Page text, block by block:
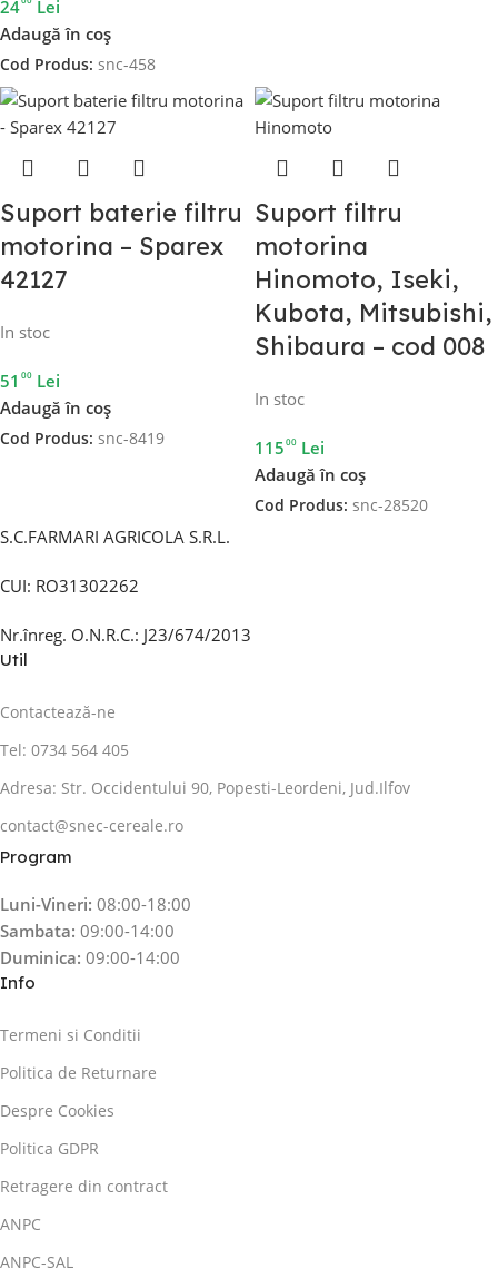
24
Lei
Adaugă în coș
Cod Produs: snc-458
Suport baterie filtru
motorina – Sparex
42127
In stoc
51 00 Lei
Adaugă în coș
Cod Produs: snc-8419
Suport filtru
motorina
Hinomoto, Iseki,
Kubota, Mitsubishi,
Shibaura – cod 008
In stoc
11500 Lei
Adaugă în coș
Cod Produs: snc-28520
S.C.FARMARI AGRICOLA S.R.L.
CUI: RO31302262
Nr.înreg. O.N.R.C.: J23/674/2013
Util
Contactează-ne
Tel: 0734 564 405
Adresa: Str. Occidentului 90, Popesti-Leordeni, Jud.Ilfov
contact@snec-cereale.ro
Program
Luni-Vineri: 08:00-18:00
Sambata: 09:00-14:00
Duminica: 09:00-14:00
Info
Termeni si Conditii
Politica de Returnare
Despre Cookies
Politica GDPR
Retragere din contract
ANPC
ANPC-SAL